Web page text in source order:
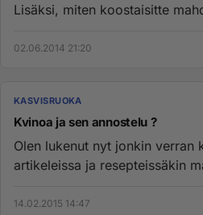
Lisäksi, miten koostaisitte
02.06.2014 21:20
KASVISRUOKA
Kvinoa ja sen annostelu ?
Olen lukenut nyt jonkin verran
artikeleissa ja resepteissäkin
14.02.2015 14:47